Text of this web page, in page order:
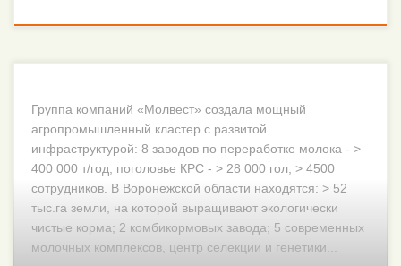
Группа компаний «Молвест» создала мощный
агропромышленный кластер с развитой
инфраструктурой: 8 заводов по переработке молока - >
400 000 т/год, поголовье КРС - > 28 000 гол, > 4500
сотрудников. В Воронежской области находятся: > 52
тыс.га земли, на которой выращивают экологически
чистые корма; 2 комбикормовых завода; 5 современных
молочных комплексов, центр селекции и генетики...